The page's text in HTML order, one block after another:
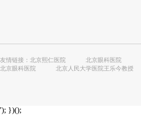
友情链接： 北京熙仁医院 北京眼科医院
北京眼科医院
北京人民大学医院王乐今教授
'); })();